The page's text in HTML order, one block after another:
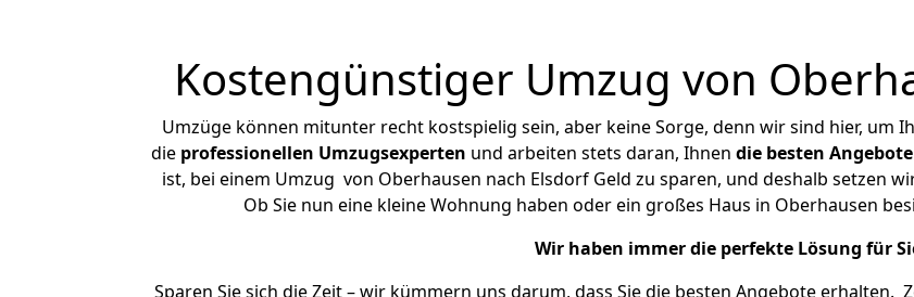
Kostengünstiger Umzug von
Umzüge können mitunter recht kostspielig sein, aber keine Sorge, denn wir sind hier, um
die professionellen Umzugsexperten und arbeiten stets daran, Ihnen die besten
ist, bei einem Umzug von Oberhausen nach Elsdorf Geld zu sparen, und deshalb setzen
Ob Sie nun eine kleine Wohnung haben oder ein großes Haus in Oberhausen
Wir haben immer die perfekte Lösung für
Sparen Sie sich die Zeit – wir kümmern uns darum, dass Sie die besten Angebote erhalten.